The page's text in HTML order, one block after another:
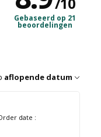
Gebaseerd op 21
beoordelingen
aflopende datum
date :